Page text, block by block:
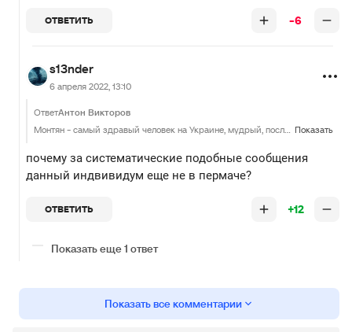
ОТВЕТИТЬ -6
s13nder
6 апреля 2022, 13:10
ОтветАнтон Викторов
Монтян - самый здравый человек на Украине, мудрый, последовательный и бесстрашный. Благодаря таким и не получается ненавидеть целый народ, даже превратившийся в нищее посмешище, производящее только шлюх и болезни. Показать
почему за систематические подобные сообщения
данный индвивидум еще не в пермаче?
ОТВЕТИТЬ +12
Показать еще 1 ответ
Показать все комментарии